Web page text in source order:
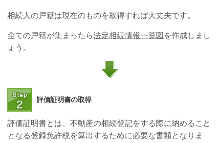
相続人の戸籍は現在のものを取得すれば大丈夫です。
全ての戸籍が集まったら法定相続情報一覧図 を作成しまし
ょう。
評価証明書の取得
評価証明書とは、不動産の相続登記をする際に納めること
となる登録免許税を算出するために必要な書類となりま